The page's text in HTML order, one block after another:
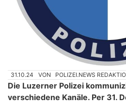
31.10.24 VON POLIZEI.NEWS
Die Luzerner Polizei
verschiedene Kanäle. Per 31.